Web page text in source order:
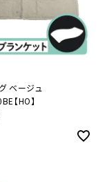
ベージュ
【HO】